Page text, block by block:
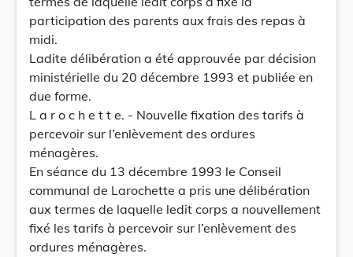
participation des parents aux frais des repas à
midi.
Ladite délibération a été approuvée par décision
ministérielle du 20 décembre 1993 et publiée en
due forme.
L a r o c h e t t e. - Nouvelle fixation des tarifs à
percevoir sur l’enlèvement des ordures
ménagères.
En séance du 13 décembre 1993 le Conseil
communal de Larochette a pris une délibération
aux termes de laquelle ledit corps a nouvellement
fixé les tarifs à percevoir sur l’enlèvement des
ordures ménagères.